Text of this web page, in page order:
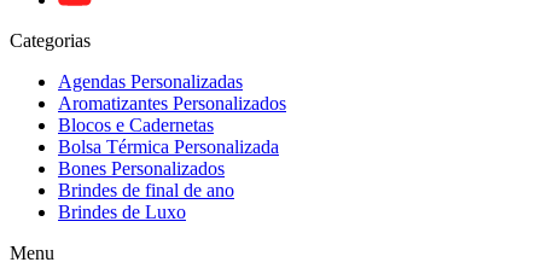
Categorias
Agendas Personalizadas
Aromatizantes Personalizados
Blocos e Cadernetas
Bolsa Térmica Personalizada
Bones Personalizados
Brindes de final de ano
Brindes de Luxo
Menu